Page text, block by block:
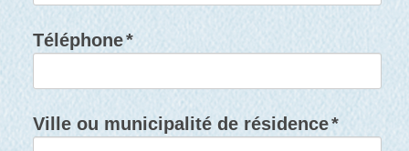
Téléphone*
Ville ou municipalité de résidence*